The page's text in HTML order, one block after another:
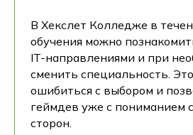
В Хекслет Колледже в
обучения можно
IT-направлениями и при
сменить специальность.
ошибиться с выбором и
геймдев уже с пониманием
сторон.